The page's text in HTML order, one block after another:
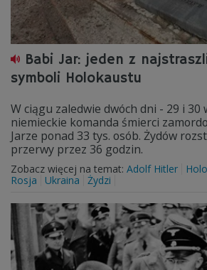
Babi Jar: jeden z
symboli Holokaustu
W ciągu zaledwie dwóch dni - 29 i 30
niemieckie komanda śmierci
Jarze ponad 33 tys. osób. Żydów
przerwy przez 36 godzin.
Zobacz więcej na temat: Adolf Hitler
Rosja
Ukraina Żydzi